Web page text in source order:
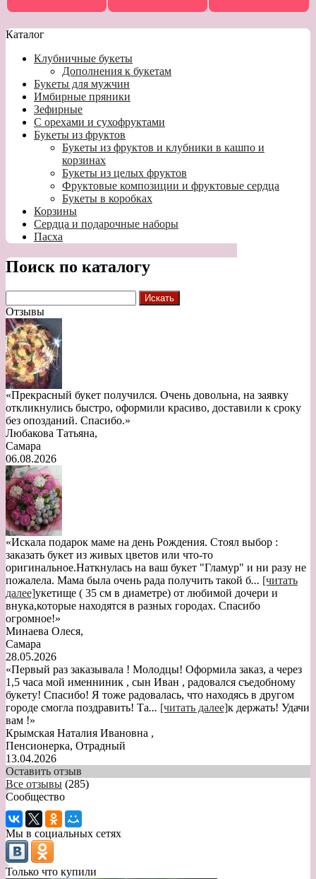
Каталог
Клубничные букеты
Дополнения к букетам
Букеты для мужчин
Имбирные пряники
Зефирные
С орехами и сухофруктами
Букеты из фруктов
Букеты из фруктов и клубники в кашпо и
корзинах
Букеты из целых фруктов
Фруктовые композиции и фруктовые сердца
Букеты в коробках
Корзины
Сердца и подарочные наборы
Пасха
Поиск по каталогу
Отзывы
«Прекрасный букет получился. Очень довольна, на заявку
откликнулись быстро, оформили красиво, доставили к сроку
без опозданий. Спасибо.»
Любакова Татьяна,
Самара
06.08.2026
«Искала подарок маме на день Рождения. Стоял выбор :
заказать букет из живых цветов или что-то
оригинальное.Наткнулась на ваш букет "Гламур" и ни разу не
пожалела. Мама была очень рада получить такой б... [читать
далее]укетище ( 35 см в диаметре) от любимой дочери и
внука,которые находятся в разных городах. Спасибо
огромное!»
Минаева Олеся,
Самара
28.05.2026
«Первый раз заказывала ! Молодцы! Оформила заказ, а через
1,5 часа мой именниник , сын Иван , радовался съедобному
букету! Спасибо! Я тоже радовалась, что находясь в другом
городе смогла поздравить! Та... [читать далее]к держать! Удачи
вам !»
Крымская Наталия Ивановна ,
Пенсионерка, Отрадный
13.04.2026
Оставить отзыв
Все отзывы (285)
Сообщество
Мы в социальных сетях
Только что купили